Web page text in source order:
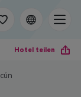
Hotel teilen